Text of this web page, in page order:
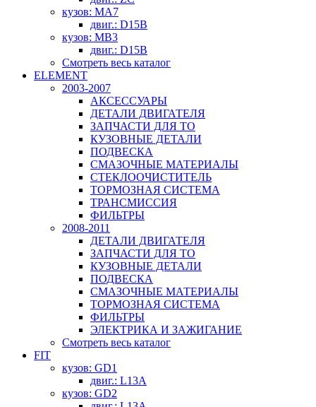
кузов: MA7
двиг.: D15B
кузов: MB3
двиг.: D15B
Смотреть весь каталог
ELEMENT
2003-2007
АКСЕССУАРЫ
ДЕТАЛИ ДВИГАТЕЛЯ
ЗАПЧАСТИ ДЛЯ ТО
КУЗОВНЫЕ ДЕТАЛИ
ПОДВЕСКА
СМАЗОЧНЫЕ МАТЕРИАЛЫ
СТЕКЛООЧИСТИТЕЛЬ
ТОРМОЗНАЯ СИСТЕМА
ТРАНСМИССИЯ
ФИЛЬТРЫ
2008-2011
ДЕТАЛИ ДВИГАТЕЛЯ
ЗАПЧАСТИ ДЛЯ ТО
КУЗОВНЫЕ ДЕТАЛИ
ПОДВЕСКА
СМАЗОЧНЫЕ МАТЕРИАЛЫ
ТОРМОЗНАЯ СИСТЕМА
ФИЛЬТРЫ
ЭЛЕКТРИКА И ЗАЖИГАНИЕ
Смотреть весь каталог
FIT
кузов: GD1
двиг.: L13A
кузов: GD2